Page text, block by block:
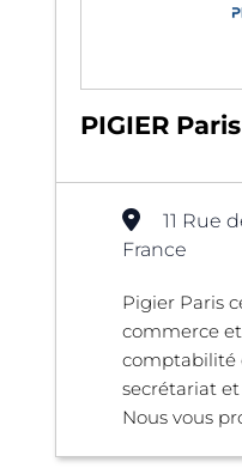
PIGIER
11 Rue
France
Pigier Paris
commerce
comptabilité
secrétariat
Nous vous